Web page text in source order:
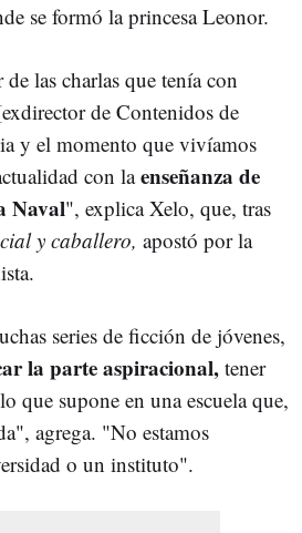
se formó la princesa Leonor.
las charlas que tenía con
de Contenidos de
y el momento que vivíamos
con laenseñanza de
Naval", explica Xelo, que, tras
y caballero, apostó por la
series de ficción de jóvenes,
la parte aspiracional, tener
que supone en una escuela que,
agrega. "No estamos
o un instituto".